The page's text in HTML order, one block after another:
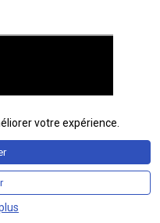
votre expérience.